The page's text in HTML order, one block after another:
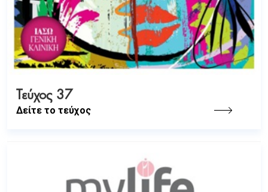
Τεύχος 37
Δείτε το τεύχος